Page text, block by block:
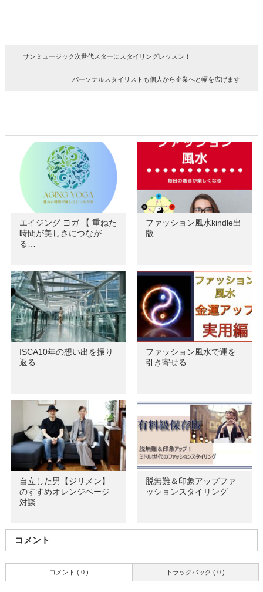
サンミュージック次世代スターにスタイリングレッスン！
パーソナルスタイリストも個人から企業へと幅を広げます
エイジング ヨガ 【 重ねた
時間が美しさにつなが
る…
ファッション風水kindle出
版
ISCA10年の想い出を振り
返る
ファッション風水で運を
引き寄せる
自立した男【ジリメン】
のすすめオレンジページ
対談
脱無難＆印象アップファ
ッションスタイリング
コメント
トラックバック ( 0 )
コメント ( 0 )